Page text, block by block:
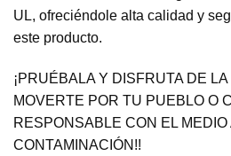
UL, ofreciéndole alta calidad y
este producto.
¡PRUÉBALA Y DISFRUTA DE
MOVERTE POR TU PUEBLO O
RESPONSABLE CON EL MEDIO
CONTAMINACIÓN!!